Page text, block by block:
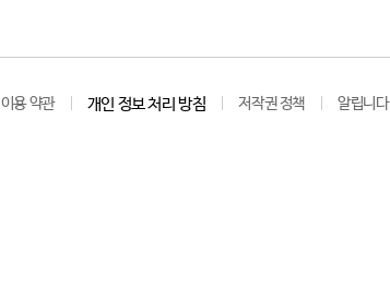
이용 약관 개인 정보 처리 방침 저작권 정책 알립니다